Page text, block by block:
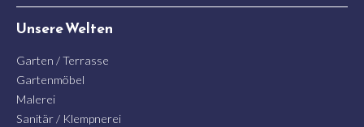
Unsere Welten
Garten / Terrasse
Gartenmöbel
Malerei
Sanitär / Klempnerei